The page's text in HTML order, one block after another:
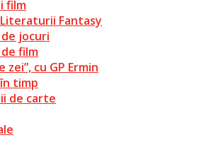
film
Literaturii Fantasy
jocuri
film
zei”, cu GP Ermin
timp
de carte